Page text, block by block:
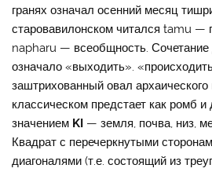
гранях означал осенний месяц
старовавилонском читался tamu —
napharu — всеобщность. Сочетание
означало «выходить».
заштрихованный овал
классическом предстает как ромб и
значением KI — земля, почва, низ,
Квадрат с перечеркнутыми
диагоналями (т.е. состоящий из